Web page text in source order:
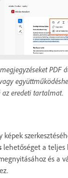
PDF
eredeti tartalmat.
képek
lehetőséget a teljes
és a